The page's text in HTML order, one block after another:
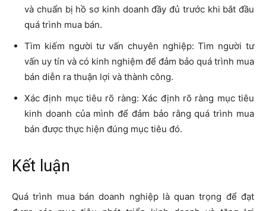
và chuẩn bị hồ sơ kinh doanh đầy đủ trước khi bắt đầu
quá trình mua bán.
Tìm kiếm người tư vấn chuyên nghiệp: Tìm người tư
vấn uy tín và có kinh nghiệm để đảm bảo quá trình mua
bán diễn ra thuận lợi và thành công.
Xác định mục tiêu rõ ràng: Xác định rõ ràng mục tiêu
kinh doanh của mình để đảm bảo rằng quá trình mua
bán được thực hiện đúng mục tiêu đó.
Kết luận
Quá trình mua bán doanh nghiệp là quan trọng để đạt